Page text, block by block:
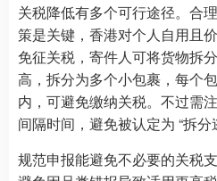
关税降低有多个可行途径。合
策是关键，香港对个人自用且
免征关税，寄件人可将货物拆
高，拆分为多个小包裹，每个
内，可避免缴纳关税。不过需
间隔时间，避免被认定为 “拆分
规范申报能避免不必要的关税